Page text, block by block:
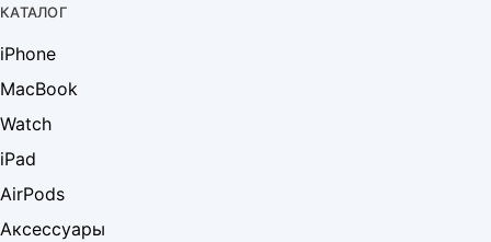
КАТАЛОГ
iPhone
MacBook
Watch
iPad
AirPods
Аксессуары